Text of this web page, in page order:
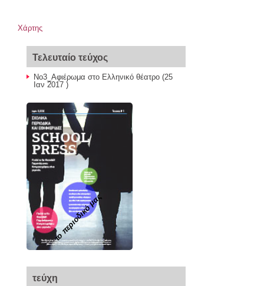
Χάρτης
Τελευταίο τεύχος
Νο3_Αφιέρωμα στο Ελληνικό θέατρο (25
Ιαν 2017 )
το περιοδικό μας
τεύχη